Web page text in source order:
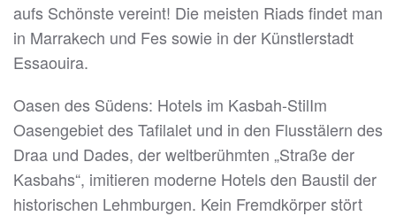
aufs Schönste vereint! Die meisten Riads findet man
in Marrakech und Fes sowie in der Künstlerstadt
Essaouira.
Oasen des Südens: Hotels im Kasbah-StilIm
Oasengebiet des Tafilalet und in den Flusstälern des
Draa und Dades, der weltberühmten „Straße der
Kasbahs“, imitieren moderne Hotels den Baustil der
historischen Lehmburgen. Kein Fremdkörper stört